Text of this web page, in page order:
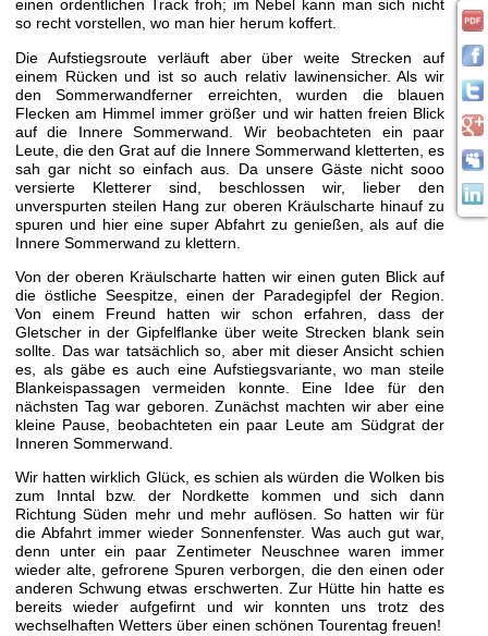
einen ordentlichen Track froh; im Nebel kann man sich nicht
so recht vorstellen, wo man hier herum koffert.
Die Aufstiegsroute verläuft aber über weite Strecken auf
einem Rücken und ist so auch relativ lawinensicher. Als wir
den Sommerwandferner erreichten, wurden die blauen
Flecken am Himmel immer größer und wir hatten freien Blick
auf die Innere Sommerwand. Wir beobachteten ein paar
Leute, die den Grat auf die Innere Sommerwand kletterten, es
sah gar nicht so einfach aus. Da unsere Gäste nicht sooo
versierte Kletterer sind, beschlossen wir, lieber den
unverspurten steilen Hang zur oberen Kräulscharte hinauf zu
spuren und hier eine super Abfahrt zu genießen, als auf die
Innere Sommerwand zu klettern.
Von der oberen Kräulscharte hatten wir einen guten Blick auf
die östliche Seespitze, einen der Paradegipfel der Region.
Von einem Freund hatten wir schon erfahren, dass der
Gletscher in der Gipfelflanke über weite Strecken blank sein
sollte. Das war tatsächlich so, aber mit dieser Ansicht schien
es, als gäbe es auch eine Aufstiegsvariante, wo man steile
Blankeispassagen vermeiden konnte. Eine Idee für den
nächsten Tag war geboren. Zunächst machten wir aber eine
kleine Pause, beobachteten ein paar Leute am Südgrat der
Inneren Sommerwand.
Wir hatten wirklich Glück, es schien als würden die Wolken bis
zum Inntal bzw. der Nordkette kommen und sich dann
Richtung Süden mehr und mehr auflösen. So hatten wir für
die Abfahrt immer wieder Sonnenfenster. Was auch gut war,
denn unter ein paar Zentimeter Neuschnee waren immer
wieder alte, gefrorene Spuren verborgen, die den einen oder
anderen Schwung etwas erschwerten. Zur Hütte hin hatte es
bereits wieder aufgefirnt und wir konnten uns trotz des
wechselhaften Wetters über einen schönen Tourentag freuen!